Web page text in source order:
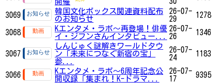
開催
3069
韓国文化ボックス関連資料配布
のお知らせ
26-07-
29
1278
3068
Kエンタメ・ラボ～再登場！俳優
イ・ジフンさんインタビュー...
26-07-
26
1346
3067
しんじゅく謎解きワールドタウ
ン「未来につなぐ新宿の宝」
参...
26-07-
24
1183
3066
Kエンタメ・ラボ～6周年記念公
開収録「集まれ！K-ドラマ...
26-07-
17
9395